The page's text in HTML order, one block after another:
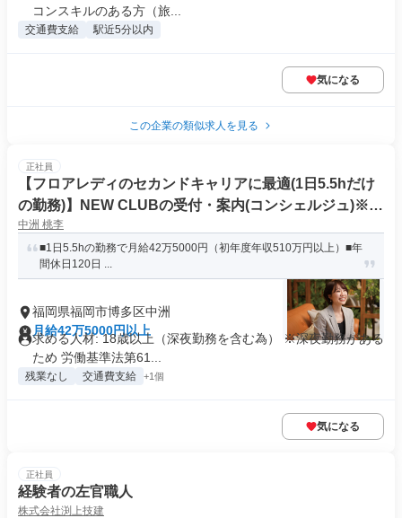
コンスキルのある方（旅...
交通費支給 駅近5分以内
気になる
この企業の類似求人を見る
正社員
【フロアレディのセカンドキャリアに最適(1日5.5hだけ
の勤務)】NEW CLUBの受付・案内(コンシェルジュ)※2
0代/30代の元キャストが活躍中
中洲 桃李
■1日5.5hの勤務で月給42万5000円（初年度年収510万円以上）■年
間休日120日 ...
福岡県福岡市博多区中洲
月給42万5000円以上
求める人材: 18歳以上（深夜勤務を含む為） ※深夜勤務がある
ため 労働基準法第61...
残業なし 交通費支給 +1個
気になる
正社員
経験者の左官職人
株式会社渕上技建